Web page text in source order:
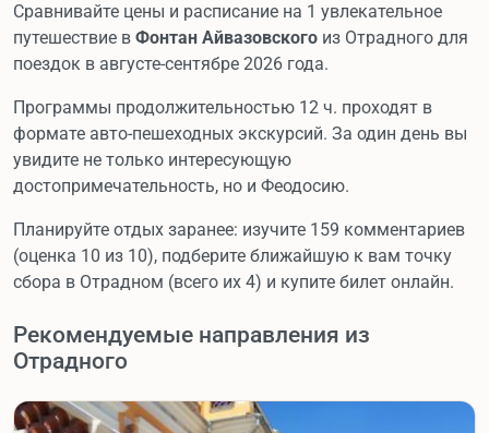
Сравнивайте цены и расписание на 1 увлекательное
путешествие в Фонтан Айвазовского из Отрадного для
поездок в августе-сентябре 2026 года.
Программы продолжительностью 12 ч. проходят в
формате авто-пешеходных экскурсий. За один день вы
увидите не только интересующую
достопримечательность, но и Феодосию.
Планируйте отдых заранее: изучите 159 комментариев
(оценка 10 из 10), подберите ближайшую к вам точку
сбора в Отрадном (всего их 4) и купите билет онлайн.
Рекомендуемые направления из
Отрадного